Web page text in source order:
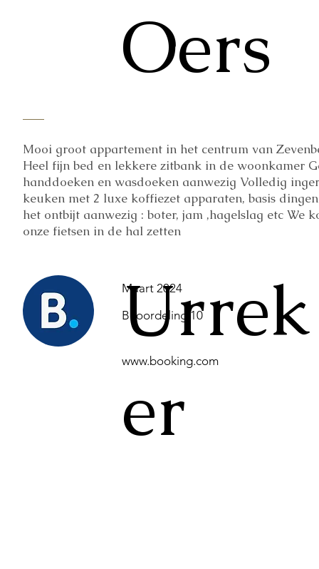
Oers
Mooi groot appartement in het centrum van
Heel fijn bed en lekkere zitbank in de woonkamer
handdoeken en wasdoeken aanwezig Volledig
keuken met 2 luxe koffiezet apparaten, basis
het ontbijt aanwezig : boter, jam ,hagelslag etc We
onze fietsen in de hal zetten
Urrek
er
Maart 2024
Beoordeling 10
www.booking.com